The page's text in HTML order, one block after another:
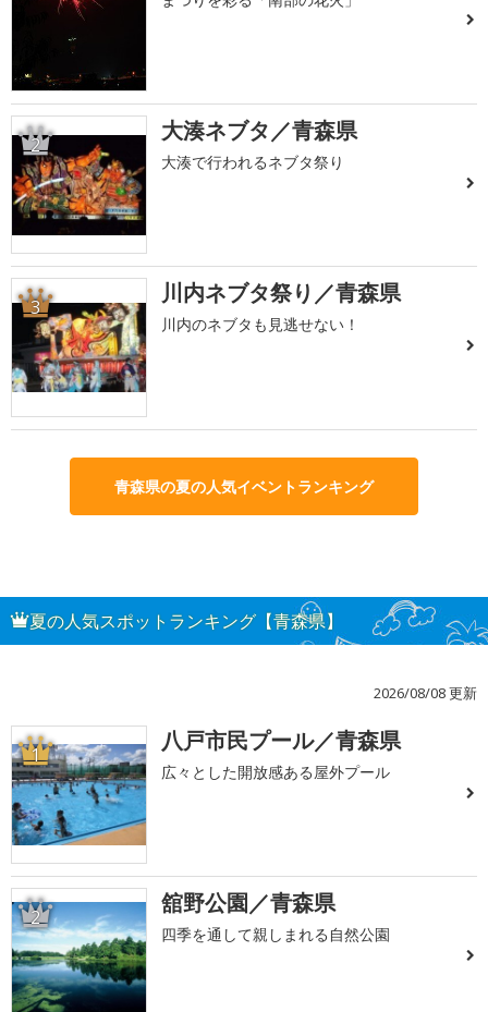
2 大湊ネブタ／青森県
大湊で行われるネブタ祭り
3 川内ネブタ祭り／青森県
川内のネブタも見逃せない！
青森県の夏の人気イベントランキング
夏の人気スポットランキング【青森県】
2026/08/08 更新
1 八戸市民プール／青森県
広々とした開放感ある屋外プール
2 舘野公園／青森県
四季を通して親しまれる自然公園